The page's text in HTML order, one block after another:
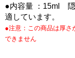
●内容量 ：15ml 隠
適しています。
●注意：この商品は厚さ
できません